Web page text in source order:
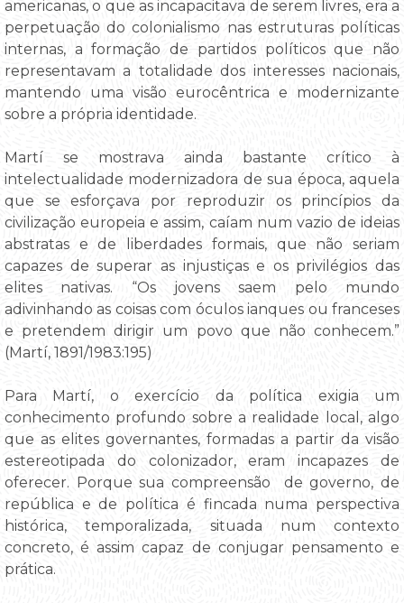
americanas, o que as incapacitava de serem livres, era a
perpetuação do colonialismo nas estruturas políticas
internas, a formação de partidos políticos que não
representavam a totalidade dos interesses nacionais,
mantendo uma visão eurocêntrica e modernizante
sobre a própria identidade.
Martí se mostrava ainda bastante crítico à
intelectualidade modernizadora de sua época, aquela
que se esforçava por reproduzir os princípios da
civilização europeia e assim, caíam num vazio de ideias
abstratas e de liberdades formais, que não seriam
capazes de superar as injustiças e os privilégios das
elites nativas. “Os jovens saem pelo mundo
adivinhando as coisas com óculos ianques ou franceses
e pretendem dirigir um povo que não conhecem.”
(Martí, 1891/1983:195)
Para Martí, o exercício da política exigia um
conhecimento profundo sobre a realidade local, algo
que as elites governantes, formadas a partir da visão
estereotipada do colonizador, eram incapazes de
oferecer. Porque sua compreensão de governo, de
república e de política é fincada numa perspectiva
histórica, temporalizada, situada num contexto
concreto, é assim capaz de conjugar pensamento e
prática.